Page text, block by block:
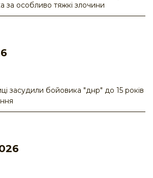
за особливо тяжкі злочини
засудили бойовика "днр" до 15 років